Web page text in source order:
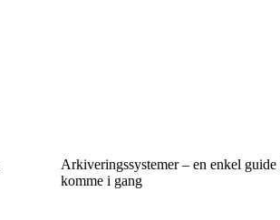
Arkiveringssystemer – en enkel guide
komme i gang